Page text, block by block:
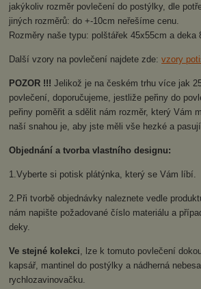
jakýkoliv rozměr povlečení do postýlky, dle
jiných rozměrů: do +-10cm neřešíme cenu.
Rozměry naše typu: polštářek 45x55cm a deka
Další vzory na povlečení najdete zde:vzory
POZOR !!!Jelikož je na českém trhu více jak
povlečení, doporučujeme, jestliže peřiny do
peřiny poměřit a sdělit nám rozměr, který Vám
naší snahou je, aby jste měli vše hezké a
Objednání a tvorba vlastního designu:
1.Vyberte si potisk plátýnka, který se Vám líbí.
2.Při tvorbě objednávky naleznete vedle
nám napište požadované číslo materiálu a
deky.
Ve stejné kolekci, lze k tomuto povlečení
kapsář, mantinel do postýlky a nádherná
rychlozavinovačku.